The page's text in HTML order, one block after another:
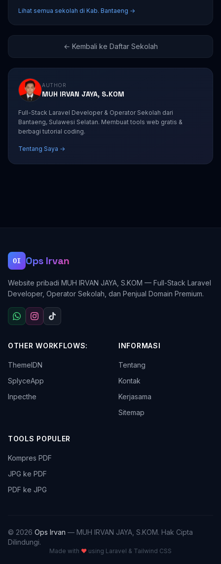
Lihat semua sekolah di Kab. Bantaeng →
← Kembali ke Daftar Sekolah
AUTHOR
MUH IRVAN JAYA, S.KOM
Full-Stack Laravel Developer & Operator Sekolah dari
Bantaeng, Sulawesi Selatan. Membuat tools web gratis &
berbagi tutorial coding.
Tentang Saya →
OI Ops Irvan
Website pribadi MUH IRVAN JAYA, S.KOM — Full-Stack Laravel
Developer, Operator Sekolah, dan Penjual Domain Premium.
OTHER WORKFLOWS:
ThemeIDN
SplyceApp
Inpecthe
INFORMASI
Tentang
Kontak
Kerjasama
Sitemap
TOOLS POPULER
Kompres PDF
JPG ke PDF
PDF ke JPG
© 2026 Ops Irvan — MUH IRVAN JAYA, S.KOM. Hak Cipta
Dilindungi.
Made with ♥ using Laravel & Tailwind CSS